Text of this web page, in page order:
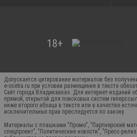
Допускается цитирование материалов без
e-osetia.ru при условии размещения в тексте
Сайт города Владикавказ. Для интернет-изданий
прямой, открытой для поисковых систем
ниже второго абзаца в тексте или в качестве
исключительных прав преследуется по закону.
Материалы с плашками "Промо", "Партнерский
спецпроект", "Политические новости", "Пресс-